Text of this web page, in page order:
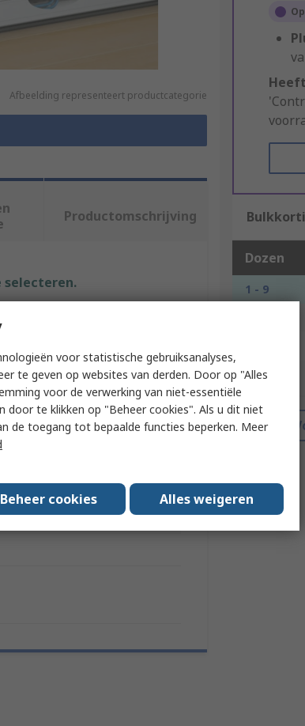
Afbeelding representeert productcategorie
Dozen
1 - 9
*prijsindicatie
Productomschrijving
selecteren.
Trunking Accessory
On Trunking
voor statistische gebruiksanalyses,
te geven op websites van derden. Door op "Alles
voor de verwerking van niet-essentiële
door te klikken op "Beheer cookies". Als u dit niet
de toegang tot bepaalde functies beperken. Meer
Beheer cookies Alles weigeren